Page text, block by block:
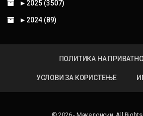
► 2025 (3507)
► 2024 (89)
ПОЛИТИКА НА
УСЛОВИ ЗА КОРИСТЕЊЕ